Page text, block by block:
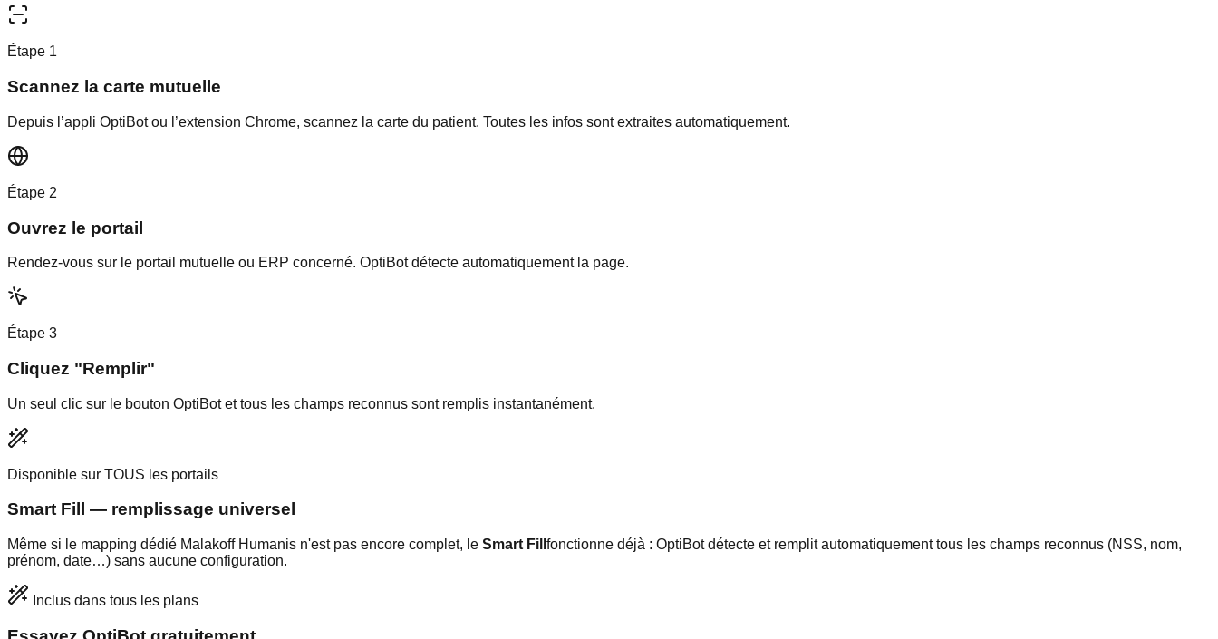
Étape 1
Scannez la carte mutuelle
Depuis l’appli OptiBot ou l’extension Chrome, scannez la carte du patient. Toutes les infos sont extraites automatiquement.
Étape 2
Ouvrez le portail
Rendez-vous sur le portail mutuelle ou ERP concerné. OptiBot détecte automatiquement la page.
Étape 3
Cliquez "Remplir"
Un seul clic sur le bouton OptiBot et tous les champs reconnus sont remplis instantanément.
Disponible sur TOUS les portails
Smart Fill — remplissage universel
Même si le mapping dédié Malakoff Humanis n'est pas encore complet, le Smart Fill fonctionne déjà : OptiBot détecte et remplit automatiquement tous les champs reconnus (NSS, nom,
prénom, date…) sans aucune configuration.
Inclus dans tous les plans